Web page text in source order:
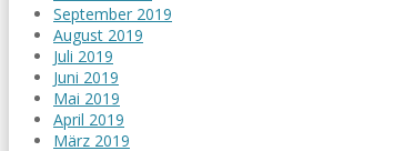
September 2019
August 2019
Juli 2019
Juni 2019
Mai 2019
April 2019
März 2019